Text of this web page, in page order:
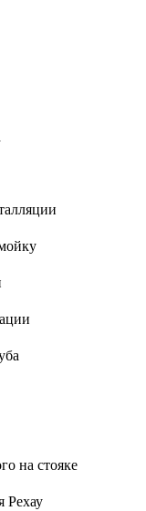
на стояке
Рехау